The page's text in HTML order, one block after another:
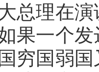
总理在
果一个
穷国弱